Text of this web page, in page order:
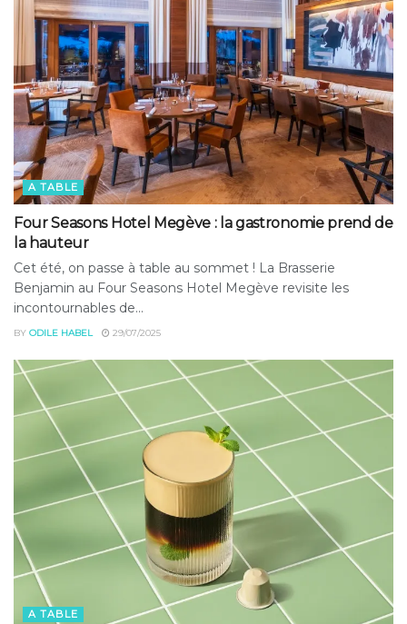
A TABLE
Four Seasons Hotel Megève : la gastronomie prend de
la hauteur
Cet été, on passe à table au sommet ! La Brasserie
Benjamin au Four Seasons Hotel Megève revisite les
incontournables de...
BY ODILE HABEL 29/07/2025
A TABLE